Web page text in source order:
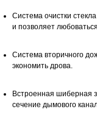
Система очистки
и позволяет
Система вторичного
экономить дрова.
Встроенная шиберная
сечение дымового